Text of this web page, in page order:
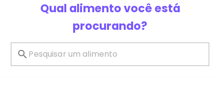
Qual alimento você está
procurando?